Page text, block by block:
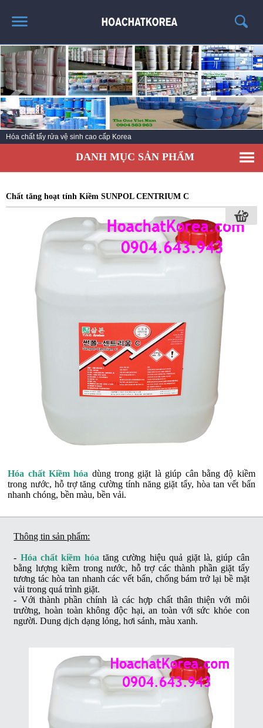
TRANG CHỦ
GIỚI THIỆU
THÔNG TIN SẢN PHẨM
TIN TỨC
LIÊN HỆ
Hóa chất tẩy rửa vệ sinh cao cấp Korea
DANH MỤC SẢN PHẨM
Chất tăng hoạt tính Kiềm SUNPOL CENTRIUM C
Hóa chất Kiềm hóa dùng trong giặt là giúp cân bằng độ kiềm
trong nước, hỗ trợ tăng cường tính năng giặt tẩy, hòa tan vết bẩn
nhanh chóng, bền màu, bền vải.
Thông tin sản phẩm:
- Hóa chất kiềm hóatăng cường hiệu quả giặt là, giúp cân
bằng lượng kiềm trong nước, hỗ trợ các thành phần giặt tẩy
tương tác hòa tan nhanh các vết bẩn, chống bám trở lại bề mặt
vải trong quá trình giặt.
- Với thành phần chính là các hợp chất thân thiện với môi
trường, hoàn toàn không độc hại, an toàn với sức khỏe con
người. Dung dịch dạng lỏng, hơi sánh, màu xanh.